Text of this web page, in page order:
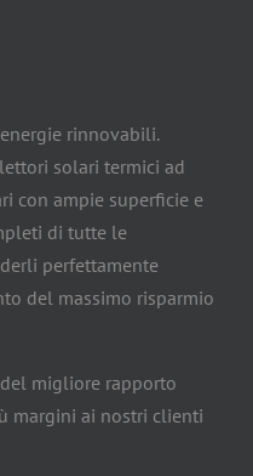
rinnovabili.
solari termici ad
con ampie superficie e
di tutte le
perfettamente
del massimo risparmio
migliore rapporto
margini ai nostri clienti